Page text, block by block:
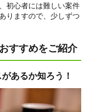
初心者には難しい案件
りますので、少しずつ
すすめをご紹介
あるか知ろう！